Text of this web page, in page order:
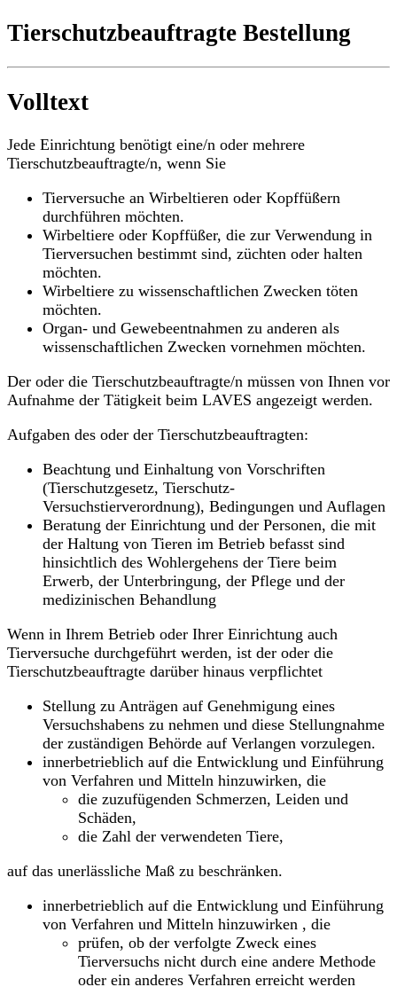
Tierschutzbeauftragte Bestellung
Volltext
Jede Einrichtung benötigt eine/n oder mehrere
Tierschutzbeauftragte/n, wenn Sie
Tierversuche an Wirbeltieren oder Kopffüßern
durchführen möchten.
Wirbeltiere oder Kopffüßer, die zur Verwendung in
Tierversuchen bestimmt sind, züchten oder halten
möchten.
Wirbeltiere zu wissenschaftlichen Zwecken töten
möchten.
Organ- und Gewebeentnahmen zu anderen als
wissenschaftlichen Zwecken vornehmen möchten.
Der oder die Tierschutzbeauftragte/n müssen von Ihnen vor
Aufnahme der Tätigkeit beim LAVES angezeigt werden.
Aufgaben des oder der Tierschutzbeauftragten:
Beachtung und Einhaltung von Vorschriften
(Tierschutzgesetz, Tierschutz-
Versuchstierverordnung), Bedingungen und Auflagen
Beratung der Einrichtung und der Personen, die mit
der Haltung von Tieren im Betrieb befasst sind
hinsichtlich des Wohlergehens der Tiere beim
Erwerb, der Unterbringung, der Pflege und der
medizinischen Behandlung
Wenn in Ihrem Betrieb oder Ihrer Einrichtung auch
Tierversuche durchgeführt werden, ist der oder die
Tierschutzbeauftragte darüber hinaus verpflichtet
Stellung zu Anträgen auf Genehmigung eines
Versuchshabens zu nehmen und diese Stellungnahme
der zuständigen Behörde auf Verlangen vorzulegen.
innerbetrieblich auf die Entwicklung und Einführung
von Verfahren und Mitteln hinzuwirken, die
die zuzufügenden Schmerzen, Leiden und
Schäden,
die Zahl der verwendeten Tiere,
auf das unerlässliche Maß zu beschränken.
innerbetrieblich auf die Entwicklung und Einführung
von Verfahren und Mitteln hinzuwirken , die
prüfen, ob der verfolgte Zweck eines
Tierversuchs nicht durch eine andere Methode
oder ein anderes Verfahren erreicht werden